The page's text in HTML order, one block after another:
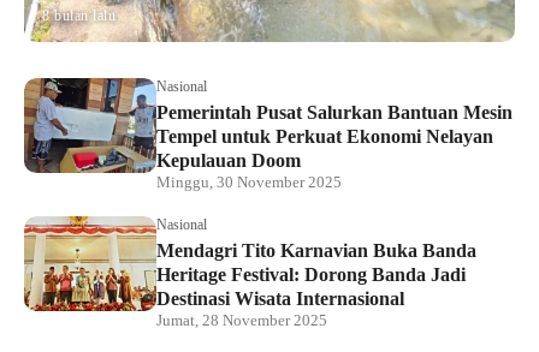
8 bulan lalu
Nasional
Pemerintah Pusat Salurkan Bantuan Mesin
Tempel untuk Perkuat Ekonomi Nelayan
Kepulauan Doom
Minggu, 30 November 2025
Nasional
Mendagri Tito Karnavian Buka Banda
Heritage Festival: Dorong Banda Jadi
Destinasi Wisata Internasional
Jumat, 28 November 2025